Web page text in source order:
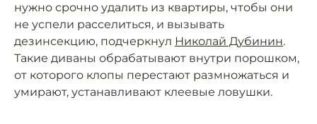
нужно срочно удалить из квартиры, чтобы они
не успели расселиться, и вызывать
дезинсекцию, подчеркнул Николай Дубинин.
Такие диваны обрабатывают внутри порошком,
от которого клопы перестают размножаться и
умирают, устанавливают клеевые ловушки.